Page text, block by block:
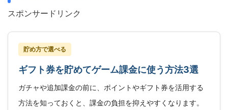
スポンサードリンク
貯め方で選べる
ギフト券を貯めてゲーム課金に使う方法3選
ガチャや追加課金の前に、ポイントやギフト券を活用する
方法を知っておくと、課金の負担を抑えやすくなります。